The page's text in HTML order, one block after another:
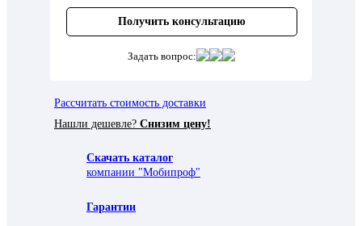
Получить консультацию
Задать вопрос:
Рассчитать стоимость доставки
Нашли дешевле? Снизим цену!
Скачать каталог
компании "Мобипроф"
Гарантии